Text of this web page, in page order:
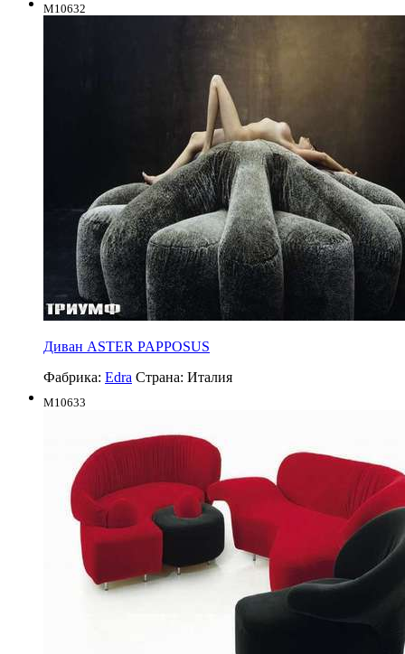
M10632
Диван ASTER PAPPOSUS
Фабрика: Edra Страна: Италия
M10633